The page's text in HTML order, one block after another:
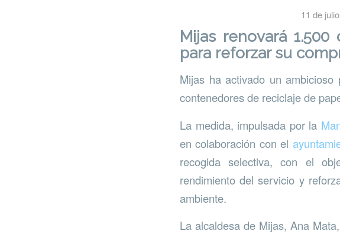
11 de
Mijas renovará
para reforzar su
Mijas ha activado un
contenedores de reciclaje de
La medida, impulsada por la
en colaboración con el
recogida selectiva, con el
rendimiento del servicio y
ambiente.
La alcaldesa de Mijas, Ana